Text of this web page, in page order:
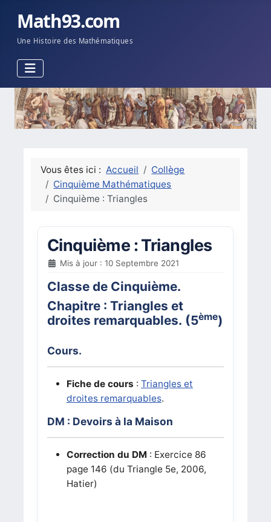
Math93.com
Une Histoire des Mathématiques
Vous êtes ici : Accueil
Collège
Cinquième Mathématiques
Cinquième : Triangles
Cinquième : Triangles
Mis à jour : 10 Septembre 2021
Classe de Cinquième.
Chapitre : Triangles et
droites remarquables. (5ème)
Cours.
Fiche de cours : Triangles et
droites remarquables.
DM : Devoirs à la Maison
Correction du DM : Exercice 86
page 146 (du Triangle 5e, 2006,
Hatier)